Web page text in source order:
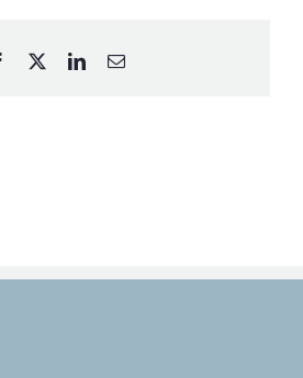
Facebook LinkedInEmail